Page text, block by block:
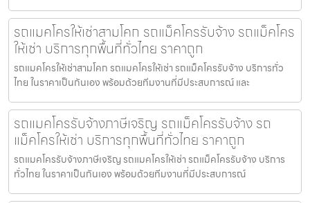
รถแมคโครให้เช่าสามโคก รถแม็คโครรับจ้าง รถแม็คโคร
ให้เช่า บริการทุกพื้นที่ทั่วไทย ราคาถูก
รถแมคโครให้เช่าสามโคก รถแมคโครให้เช่า รถแม็คโครรับจ้าง บริการทั่ว
ไทย ในราคาเป็นกันเอง พร้อมด้วยทีมงานที่มีประสบการณ์ และ
รถแมคโครรับจ้างภาษีเจริญ รถแม็คโครรับจ้าง รถ
แม็คโครให้เช่า บริการทุกพื้นที่ทั่วไทย ราคาถูก
รถแมคโครรับจ้างภาษีเจริญ รถแมคโครให้เช่า รถแม็คโครรับจ้าง บริการ
ทั่วไทย ในราคาเป็นกันเอง พร้อมด้วยทีมงานที่มีประสบการณ์